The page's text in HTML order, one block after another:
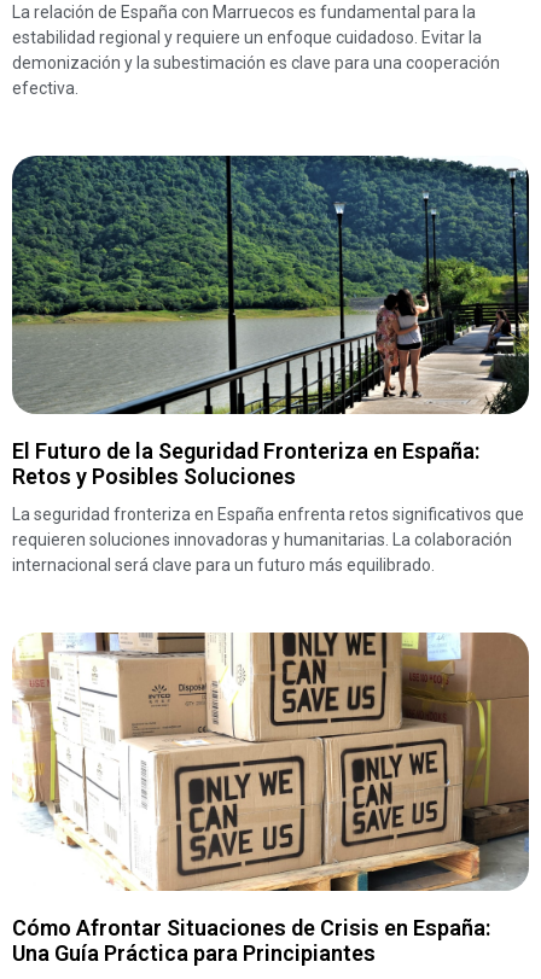
La relación de España con Marruecos es fundamental para la
estabilidad regional y requiere un enfoque cuidadoso. Evitar la
demonización y la subestimación es clave para una cooperación
efectiva.
El Futuro de la Seguridad Fronteriza en España:
Retos y Posibles Soluciones
La seguridad fronteriza en España enfrenta retos significativos que
requieren soluciones innovadoras y humanitarias. La colaboración
internacional será clave para un futuro más equilibrado.
Cómo Afrontar Situaciones de Crisis en España:
Una Guía Práctica para Principiantes